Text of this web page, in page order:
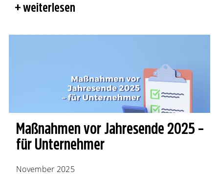
weiterlesen
Maßnahmen vor Jahresende 2025 –
für Unternehmer
November 2025